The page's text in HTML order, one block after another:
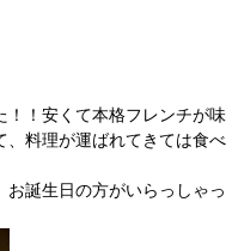
！安くて本格フレンチが
、料理が運ばれてきては
誕生日の方がいらっしゃ